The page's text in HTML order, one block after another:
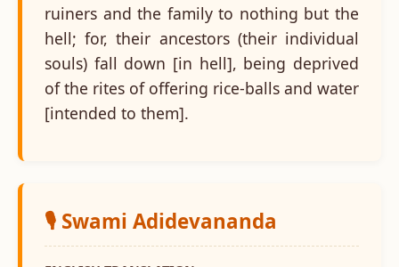
ruiners and the family to nothing but the
hell; for, their ancestors (their individual
souls) fall down [in hell], being deprived
of the rites of offering rice-balls and water
[intended to them].
🎙️ Swami Adidevananda